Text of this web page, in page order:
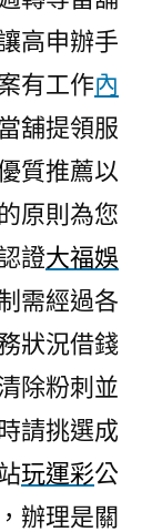
高申辦手
有工作內
舖提領服
質推薦以
原則為您
證大福娛
需經過各
狀況借錢
除粉刺並
請挑選成
玩運彩公
辦理是關